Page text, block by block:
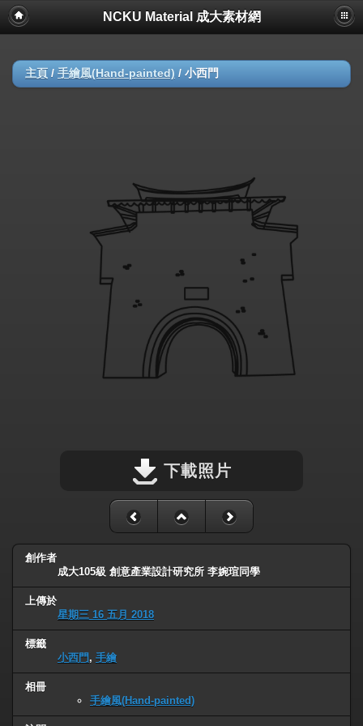
NCKU Material 成大素材網
主頁 / 手繪風(Hand-painted) / 小西門
下載照片
創作者
成大105級 創意產業設計研究所 李婉瑄同學
上傳於
星期三 16 五月 2018
標籤
小西門 , 手繪
相冊
手繪風(Hand-painted)